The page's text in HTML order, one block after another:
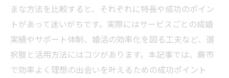
まな方法を比較すると、それぞれに特長や成功のポイン
トがあって迷いがちです。実際にはサービスごとの成婚
実績やサポート体制、婚活の効率化を図る工夫など、選
択肢と活用方法にはコツがあります。本記事では、蕨市
で効率よく理想の出会いを叶えるための成功ポイント